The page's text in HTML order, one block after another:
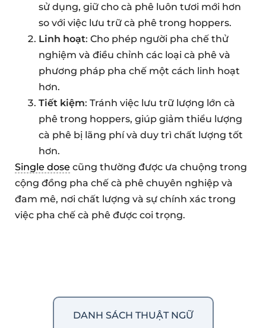
sử dụng, giữ cho cà phê luôn tươi mới hơn
so với việc lưu trữ cà phê trong hoppers.
Linh hoạt: Cho phép người pha chế thử
nghiệm và điều chỉnh các loại cà phê và
phương pháp pha chế một cách linh hoạt
hơn.
Tiết kiệm: Tránh việc lưu trữ lượng lớn cà
phê trong hoppers, giúp giảm thiểu lượng
cà phê bị lãng phí và duy trì chất lượng tốt
hơn.
Single dose cũng thường được ưa chuộng trong
cộng đồng pha chế cà phê chuyên nghiệp và
đam mê, nơi chất lượng và sự chính xác trong
việc pha chế cà phê được coi trọng.
DANH SÁCH THUẬT NGỮ